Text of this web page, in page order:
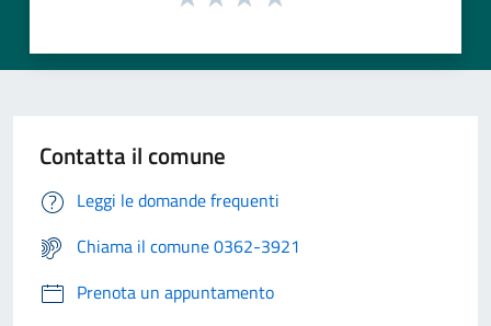
Contatta il comune
Leggi le domande frequenti
Chiama il comune 0362-3921
Prenota un appuntamento